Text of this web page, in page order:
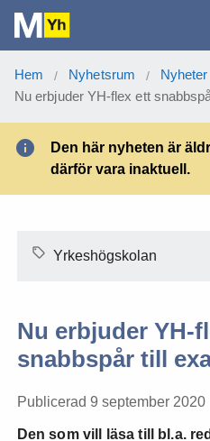
Hem / Nyhetsrum / Nyheter
Nu erbjuder YH-flex ett
Den här nyheten är
därför vara inaktuell.
Yrkeshögskolan
Nu erbjuder YH-
snabbspår till
Publicerad 9 september 2020
Den som vill läsa till bl.a.